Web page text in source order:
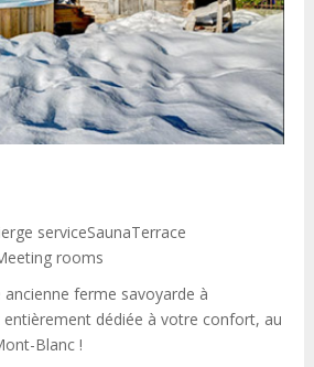
serviceSaunaTerrace
rooms
ferme savoyarde à
entièrement dédiée à votre confort, au
Blanc !